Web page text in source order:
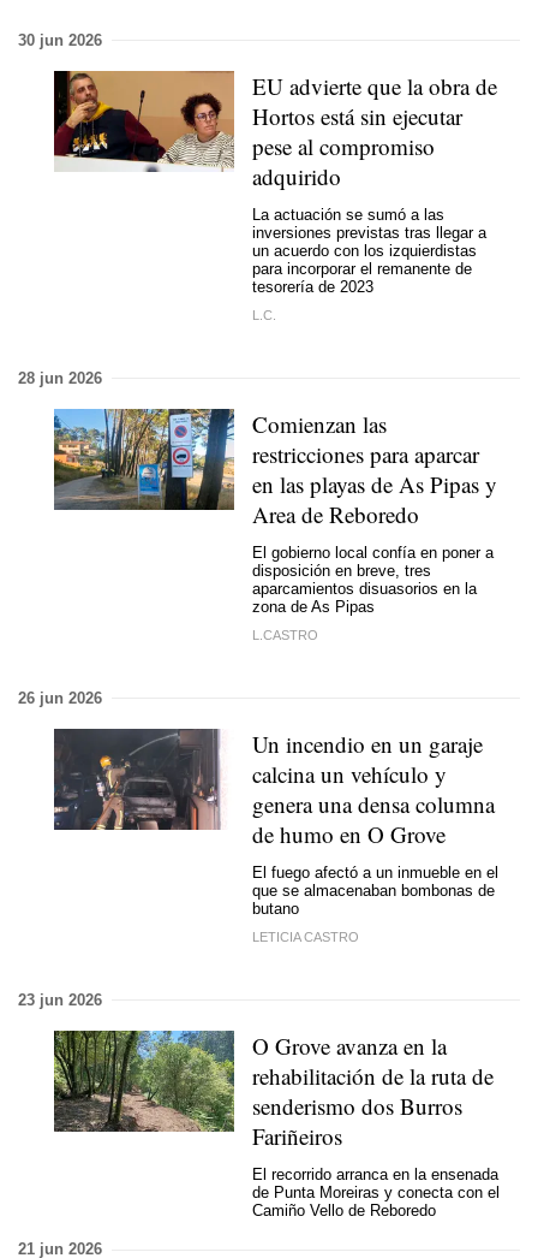
30 jun 2026
EU advierte que la obra de
Hortos está sin ejecutar
pese al compromiso
adquirido
La actuación se sumó a las
inversiones previstas tras llegar a
un acuerdo con los izquierdistas
para incorporar el remanente de
tesorería de 2023
L.C.
28 jun 2026
Comienzan las
restricciones para aparcar
en las playas de As Pipas y
Area de Reboredo
El gobierno local confía en poner a
disposición en breve, tres
aparcamientos disuasorios en la
zona de As Pipas
L.CASTRO
26 jun 2026
Un incendio en un garaje
calcina un vehículo y
genera una densa columna
de humo en O Grove
El fuego afectó a un inmueble en el
que se almacenaban bombonas de
butano
LETICIA CASTRO
23 jun 2026
O Grove avanza en la
rehabilitación de la ruta de
senderismo dos Burros
Fariñeiros
El recorrido arranca en la ensenada
de Punta Moreiras y conecta con el
Camiño Vello de Reboredo
21 jun 2026